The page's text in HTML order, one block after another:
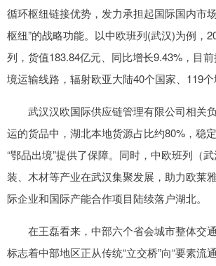
循环枢纽链接优势，发力承担起国际国内市场
枢纽”的战略功能。以中欧班列(武汉)为例，
列，货值183.84亿元、同比增长9.43%，目
境运输线路，辐射欧亚大陆40个国家、119个
武汉汉欧国际供应链管理有限公司相关
运的货品中，湖北本地货源占比约80%，稳
“鄂品出境”提供了保障。同时，中欧班列（
装、木材等产业在武汉集聚发展，助力欧莱
际企业和国际产能合作项目陆续落户湖北。
在王磊看来，中部六个省会城市整体交通
标志着中部地区正从传统“立交桥”向“要素流